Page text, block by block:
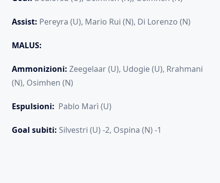
Assist: Pereyra (U), Mario Rui (N), Di Lorenzo (N)
MALUS:
Ammonizioni: Zeegelaar (U), Udogie (U), Rrahmani
(N), Osimhen (N)
Espulsioni: Pablo Marì (U)
Goal subiti: Silvestri (U) -2, Ospina (N) -1